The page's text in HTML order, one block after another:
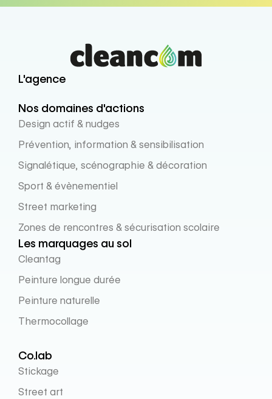
L'agence
Nos domaines d'actions
Design actif & nudges
Prévention, information & sensibilisation
Signalétique, scénographie & décoration
Sport & évènementiel
Street marketing
Zones de rencontres & sécurisation scolaire
Les marquages au sol
Cleantag
Peinture longue durée
Peinture naturelle
Thermocollage
Co.lab
Stickage
Street art